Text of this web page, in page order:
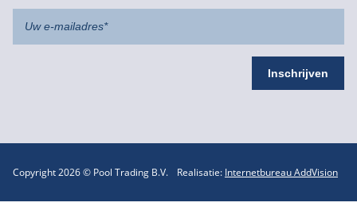
Copyright 2026 © Pool Trading B.V. Realisatie: Internetbureau AddVision